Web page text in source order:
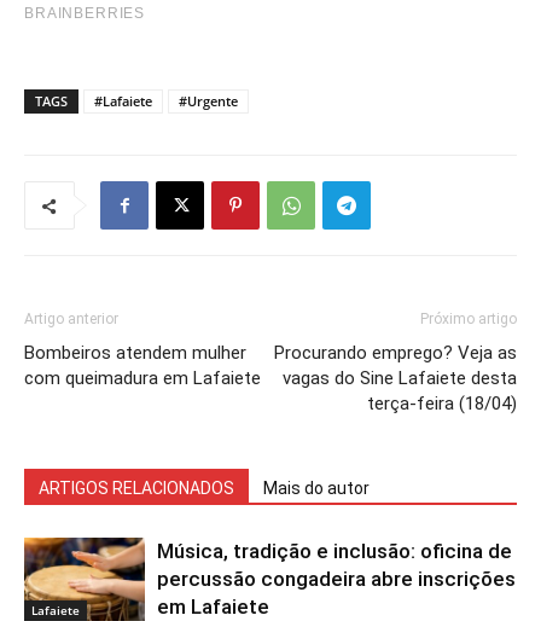
TAGS #Lafaiete #Urgente
Artigo anterior
Bombeiros atendem mulher
com queimadura em Lafaiete
Próximo artigo
Procurando emprego? Veja as
vagas do Sine Lafaiete desta
terça-feira (18/04)
ARTIGOS RELACIONADOS Mais do autor
Lafaiete
Música, tradição e inclusão: oficina de
percussão congadeira abre inscrições
em Lafaiete